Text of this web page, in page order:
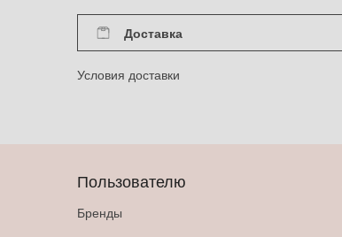
Доставка
Условия доставки
Пользователю
Бренды